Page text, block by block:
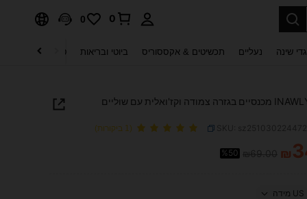
0
0
שינה נעליים תכשיטים & אקססוריס ביוטי ובריאות טקסטיל לבית
INAWLY Solva מכנסיים בגזרה צמודה וקז'ואלית עם שוליים
(1 ביקורות)
PRICE AND ₪
%50
US מידה